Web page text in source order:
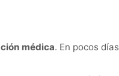
médica. En pocos días